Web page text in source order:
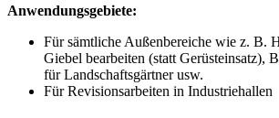
Anwendungsgebiete:
Für sämtliche Außenbereiche wie z. B.
Giebel bearbeiten (statt Gerüsteinsatz),
für Landschaftsgärtner usw.
Für Revisionsarbeiten in Industriehallen